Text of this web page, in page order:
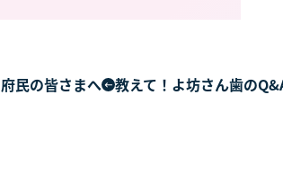
府民の皆さまへ 教えて！よ坊さん歯の